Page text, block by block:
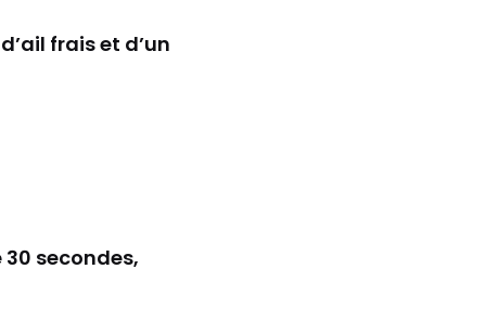
frais et d’un
30 secondes,